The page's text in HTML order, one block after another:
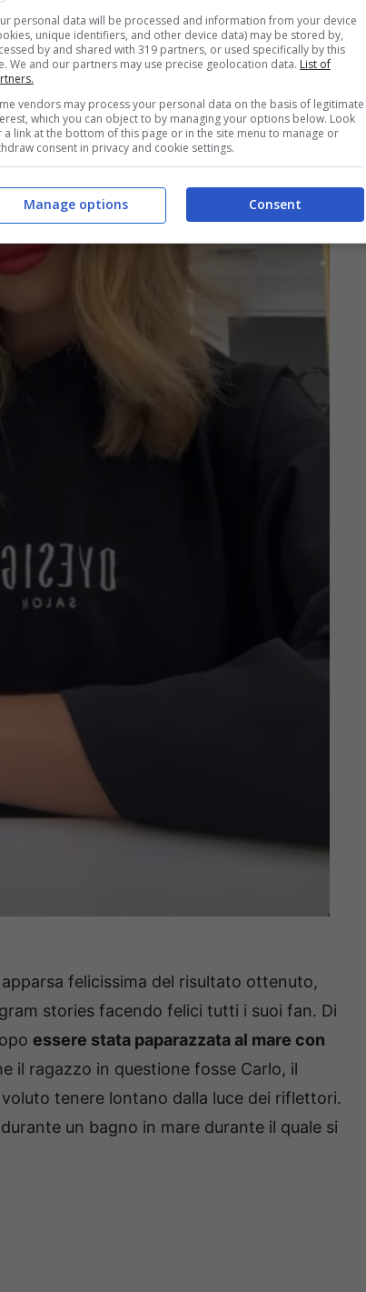
felicissima del risultato ottenuto,
stories facendo felici tutti i suoi fan. Di
essere stata paparazzata al mare con
il ragazzo in questione fosse Carlo, il
tenere lontano dalla luce dei riflettori.
un bagno in mare durante il quale si
personal data will be processed and information from your device
unique identifiers, and other device data) may be stored by,
by and shared with 319 partners, or used specifically by this
We and our partners may use precise geolocation data. List of
vendors may process your personal data on the basis of legitimate
which you can object to by managing your options below. Look
a link at the bottom of this page or in the site menu to manage or
consent in privacy and cookie settings.
Consent
Manage options